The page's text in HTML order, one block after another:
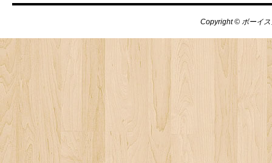
Copyright © ボーイ